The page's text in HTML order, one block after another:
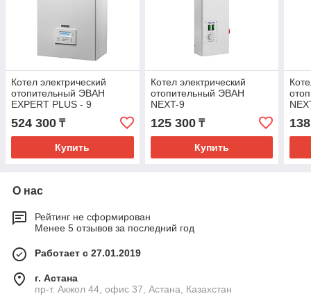
Котел электрический
отопительный ЭВАН
EXPERT PLUS - 9
524 300 ₸
Купить
Котел электрический
отопительный ЭВАН
NEXT-9
125 300₸
Купить
О нас
Рейтинг не сформирован
Менее 5 отзывов за последний год
Работает с 27.01.2019
г. Астана
пр-т. Акжол 44, офис 37, Астана, Казахстан